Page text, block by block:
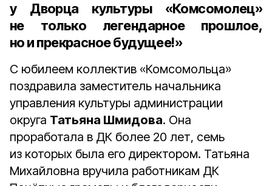
у Дворца культуры «Комсомолец»
не только легендарное прошлое,
но и прекрасное будущее!»
С юбилеем коллектив «Комсомольца»
поздравила заместитель начальника
управления культуры администрации
округа Татьяна Шмидова. Она
проработала в ДК более 20 лет, семь
из которых была его директором. Татьяна
Михайловна вручила работникам ДК